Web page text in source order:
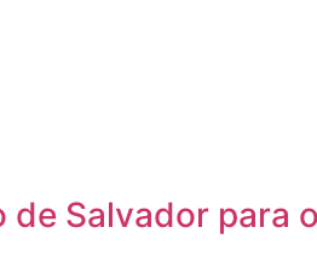
de Salvador para